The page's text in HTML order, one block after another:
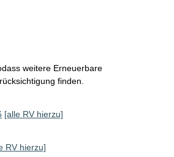
weitere Erneuerbare
finden.
[alle RV hierzu]
RV hierzu]